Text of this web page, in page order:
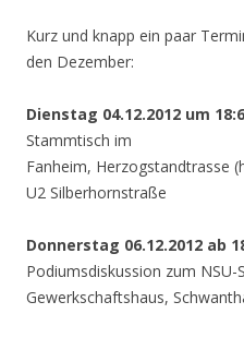
Kurz und knapp ein paar
den Dezember:
Dienstag 04.12.2012 um
Stammtisch im
Fanheim, Herzogstandtrasse
U2 Silberhornstraße
Donnerstag 06.12.2012 ab
Podiumsdiskussion zum NSU-
Gewerkschaftshaus,